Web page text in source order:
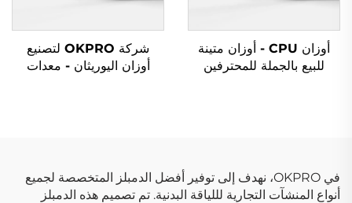
أوزان CPU - أوزان متينة
للبيع بالجملة للمحترفين
شركة OKPRO لتصنيع
أوزان اليوريثان - معدات
في OKPRO، نهدف إلى توفير أفضل الدمبلز المتخصصة لجميع
أنواع المنشآت التجارية لللياقة البدنية. تم تصميم هذه الدمبلز